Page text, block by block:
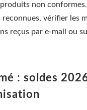
non
vérifier les
reçus par e-mail ou
: soldes